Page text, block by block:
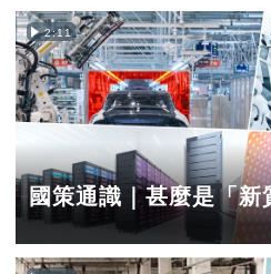
2:11
國策通識｜甚麼是「新